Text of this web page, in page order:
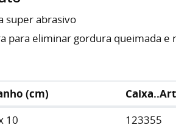
super abrasivo
para eliminar gordura queimada e
(cm)
10 123355